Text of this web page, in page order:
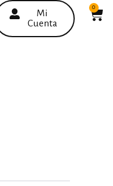
Mi
Cuenta
0